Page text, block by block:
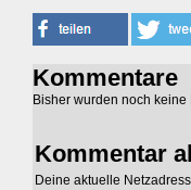
Kommentare
Bisher wurden noch
Kommentar
Deine aktuelle